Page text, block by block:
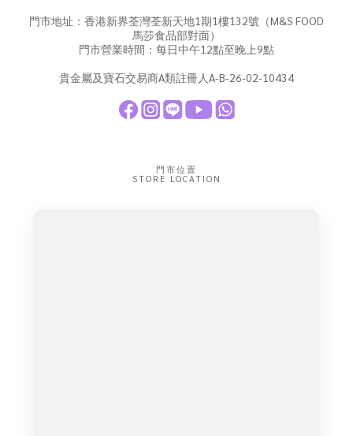
門市地址：香港新界荃灣荃新天地1期1樓132號（M&S FOOD
馬莎食品部對面）
門市營業時間：每日中午12點至晚上9點
貴金屬及寶石交易商A類註冊人A-B-26-02-10434
門市位置
STORE LOCATION